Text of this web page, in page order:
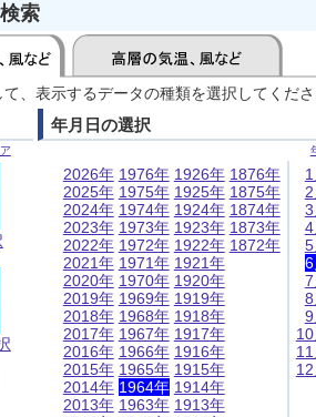
索
、表示するデータの種類を選択してくだ
年月日の選択
2026年
2025年
2024年
2023年
2022年
2021年
2020年
2019年
2018年
2017年
2016年
2015年
2014年
2013年
1976年
1975年
1974年
1973年
1972年
1971年
1970年
1969年
1968年
1967年
1966年
1965年
1964年
1963年
1926年
1925年
1924年
1923年
1922年
1921年
1920年
1919年
1918年
1917年
1916年
1915年
1914年
1913年
1876年
1875年
1874年
1873年
1872年